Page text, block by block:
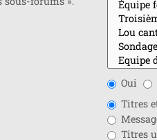
Oui
Titres
Titres